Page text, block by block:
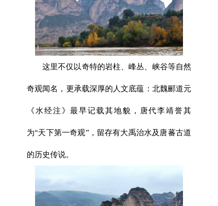
这里不仅以奇特的岩柱、峰丛、峡谷等自然
奇观闻名，更承载深厚的人文底蕴：北魏郦道元
《水经注》最早记载其地貌，唐代李靖誉其
为“天下第一奇观”，留存有大禹治水及唐蕃古道
的历史传说。